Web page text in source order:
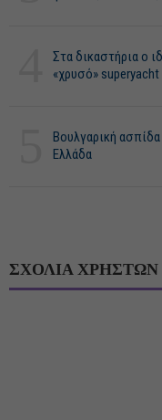
Στα δικαστήρια ο
«χρυσό»
Βουλγαρική ασπίδα
Ελλάδα
ΣΧΟΛΙΑ ΧΡΗΣΤΩΝ